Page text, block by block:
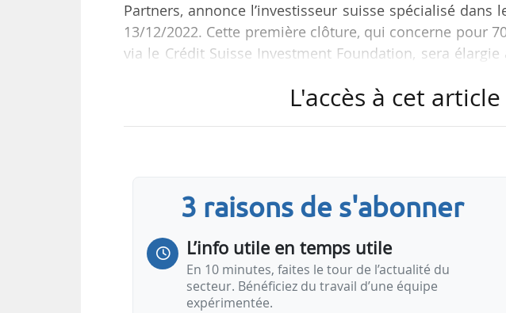
Partners, annonce l’investisseur suisse spécialisé dans
13/12/2022. Cette première clôture, qui concerne pour
via le Crédit Suisse Investment Foundation, sera
d’EnR Boralex ; et une participation de 25 % en
L'accès à cet
3 raisons de s'abonner
L’info utile en temps utile
En 10 minutes, faites le tour de l’actualité du
secteur. Bénéficiez du travail d’une équipe
expérimentée.